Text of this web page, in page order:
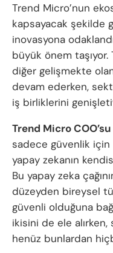
Trend Micro’nun
kapsayacak şekilde
inovasyona
büyük önem
diğer gelişmekte
devam ederken,
iş birliklerini
Trend Micro
sadece güvenlik için
yapay zekanın
Bu yapay zeka
düzeyden bireysel
güvenli olduğuna
ikisini de ele
henüz bunlardan